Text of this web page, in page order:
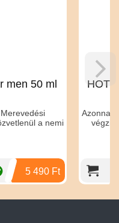
HOT V-Activ penis
Azonnali kéjes
végzi a